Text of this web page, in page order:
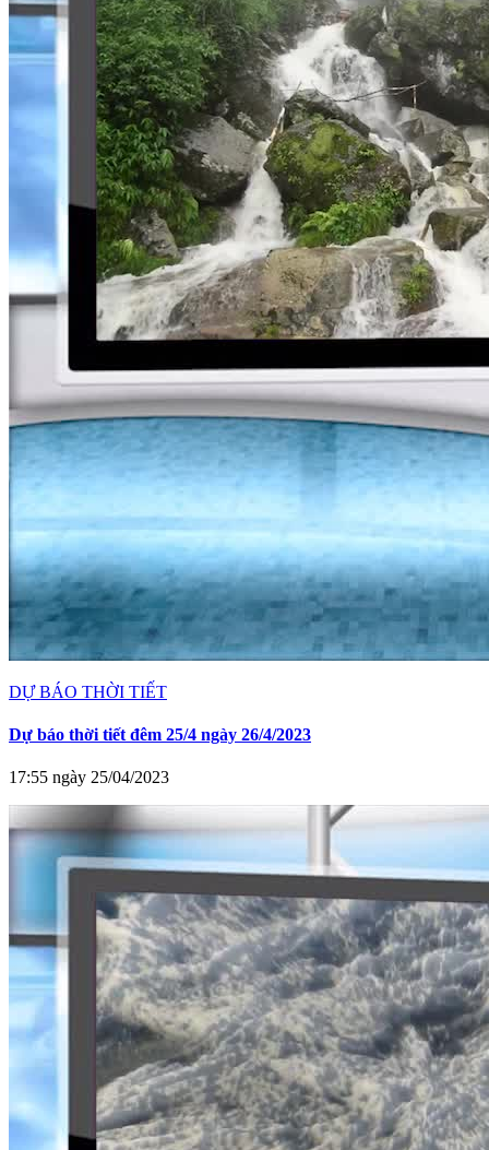
DỰ BÁO THỜI TIẾT
Dự báo thời tiết đêm 25/4 ngày 26/4/2023
17:55 ngày 25/04/2023